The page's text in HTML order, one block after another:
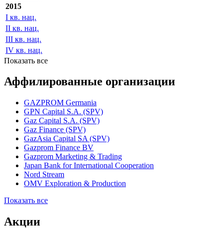
2015
I кв. нац.
II кв. нац.
III кв. нац.
IV кв. нац.
Показать все
Аффилированные организации
GAZPROM Germania
GPN Capital S.A. (SPV)
Gaz Capital S.A. (SPV)
Gaz Finance (SPV)
GazAsia Capital SA (SPV)
Gazprom Finance BV
Gazprom Marketing & Trading
Japan Bank for International Cooperation
Nord Stream
OMV Exploration & Production
Показать все
Акции